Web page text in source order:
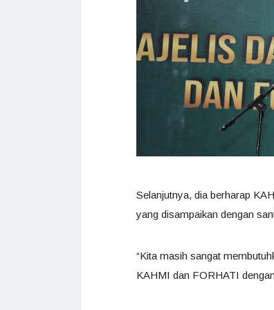
Selanjutnya, dia berharap
yang disampaikan dengan
“Kita masih sangat
KAHMI dan FORHATI